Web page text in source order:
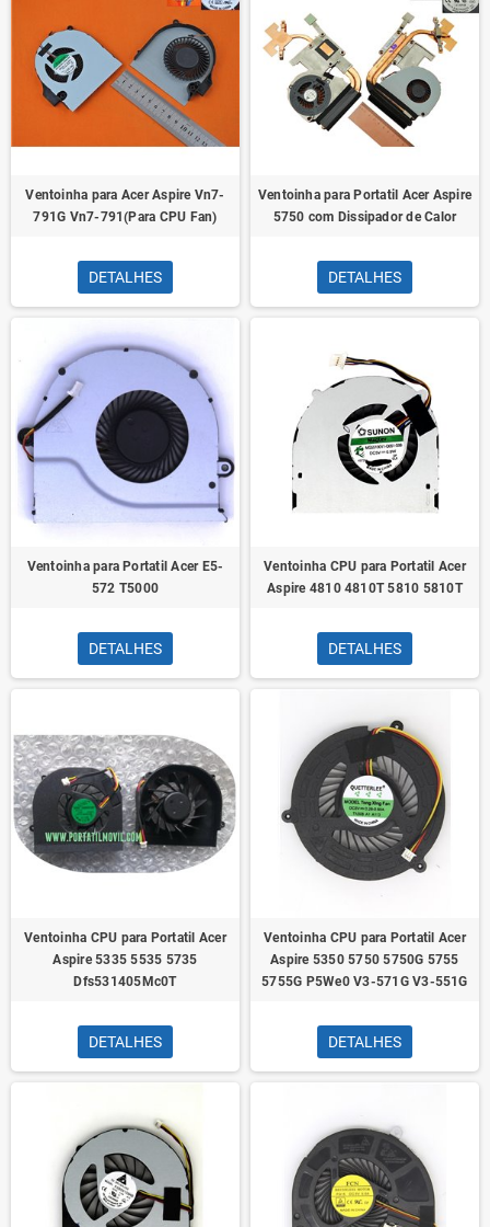
Ventoinha para Acer Aspire Vn7-
791G Vn7-791(Para CPU Fan)
DETALHES
Ventoinha para Portatil Acer Aspire
5750 com Dissipador de Calor
DETALHES
Ventoinha para Portatil Acer E5-
572 T5000
DETALHES
Ventoinha CPU para Portatil Acer
Aspire 4810 4810T 5810 5810T
DETALHES
Ventoinha CPU para Portatil Acer
Aspire 5335 5535 5735
Dfs531405Mc0T
DETALHES
Ventoinha CPU para Portatil Acer
Aspire 5350 5750 5750G 5755
5755G P5We0 V3-571G V3-551G
DETALHES